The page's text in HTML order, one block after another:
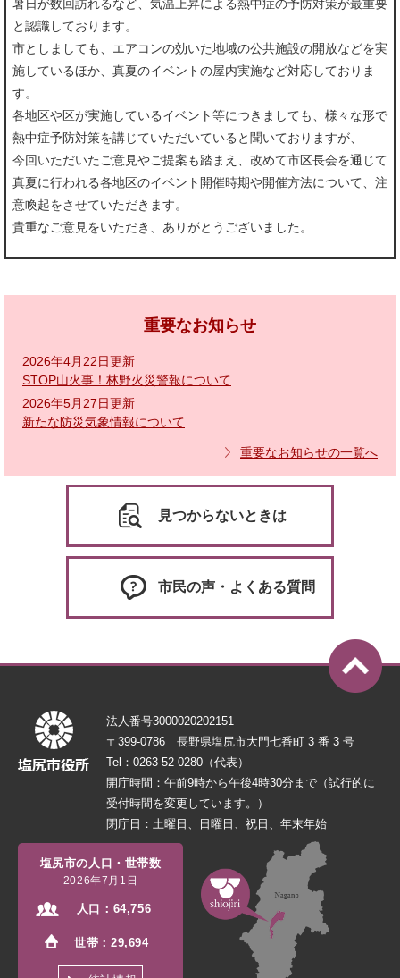
暑日が数回訪れるなど、気温上昇による熱中症の予防対策が最重要
と認識しております。
市としましても、エアコンの効いた地域の公共施設の開放などを実
施しているほか、真夏のイベントの屋内実施など対応しておりま
す。
各地区や区が実施しているイベント等につきましても、様々な形で
熱中症予防対策を講じていただいていると聞いておりますが、
今回いただいたご意見やご提案も踏まえ、改めて市区長会を通じて
真夏に行われる各地区のイベント開催時期や開催方法について、注
意喚起をさせていただきます。
貴重なご意見をいただき、ありがとうございました。
重要なお知らせ
2026年4月22日更新
STOP山火事！林野火災警報について
2026年5月27日更新
新たな防災気象情報について
重要なお知らせの一覧へ
見つからないときは
市民の声・よくある質問
法人番号3000020202151
〒399-0786 長野県塩尻市大門七番町 3 番 3 号
Tel：0263-52-0280（代表）
開庁時間：午前9時から午後4時30分まで（試行的に
受付時間を変更しています。）
閉庁日：土曜日、日曜日、祝日、年末年始
塩尻市の人口・世帯数
2026年7月1日
人口： 64,756
世帯：29,694